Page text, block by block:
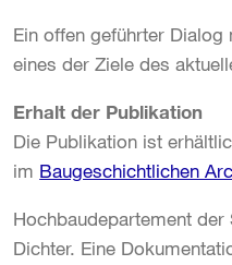
Ein offen geführter
eines der Ziele des
Erhalt der Publikation
Die Publikation ist
im Baugeschichtlichen
Hochbaudepartement
Dichter. Eine